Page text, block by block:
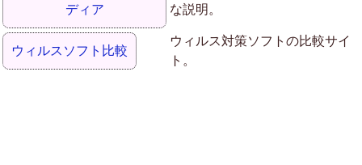
ディア
な説明。
ウィルスソフト比較
ウィルス対策ソフトの比較サイ
ト。